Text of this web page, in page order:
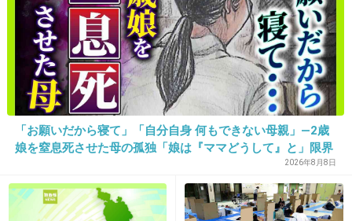
12. 匿名2013/12/12(木) 16:13:45
BOSSより
「お疲れサマンサタ〜バサ」
あの竹野内さんが言うところがツボ
+389 -5
「お願いだから寝て」「自分自身 何もできない母親」―2歳
娘を窒息死させた母の孤独「娘は『ママどうして』と」限界
2026年8月8日